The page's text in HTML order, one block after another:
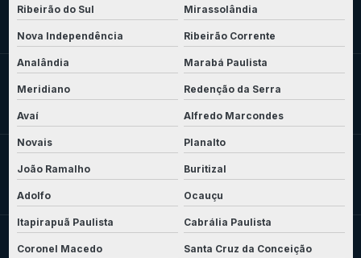
Ribeirão do Sul Mirassolândia
Nova Independência Ribeirão Corrente
Analândia Marabá Paulista
Meridiano Redenção da Serra
Avaí Alfredo Marcondes
Novais Planalto
João Ramalho Buritizal
Adolfo Ocauçu
Itapirapuã Paulista Cabrália Paulista
Coronel Macedo Santa Cruz da Conceição